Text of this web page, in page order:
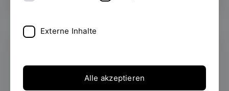
Studieninteressierte
erleben die OTH
Externe Inhalte
Alle akzeptieren